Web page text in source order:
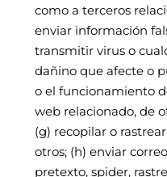
como a terceros
enviar información
transmitir virus o
dañino que afecte o
o el funcionamiento
web relacionado, de
(g) recopilar o
otros; (h) enviar
pretexto, spider,